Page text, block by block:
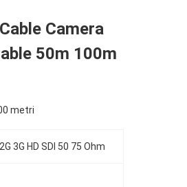
Camera
50m 100m
metri
3G HD SDI 50 75 Ohm